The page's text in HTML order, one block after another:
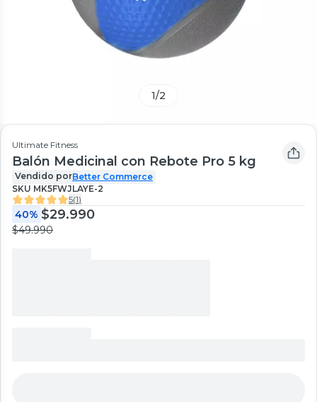
1/2
Ultimate Fitness
Balón Medicinal con Rebote Pro 5 kg
Vendido porBetter Commerce
SKU MK5FWJLAYE-2
5(1)
40% $29.990
$49.990